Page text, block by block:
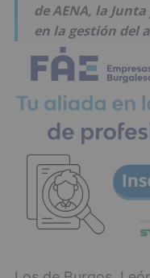
de AENA, la
en la gestión del